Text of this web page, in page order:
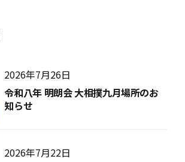
2026年7月26日
令和八年 明朗会 大相撲九月場所のお
知らせ
2026年7月22日